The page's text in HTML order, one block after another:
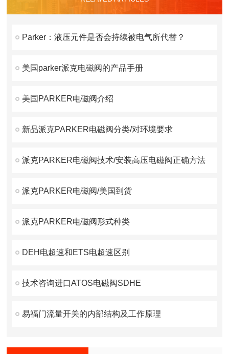
Parker：液压元件是否会持续被电气所代替？
美国parker派克电磁阀的产品手册
美国PARKER电磁阀介绍
新品派克PARKER电磁阀分类/对环境要求
派克PARKER电磁阀技术/安装高压电磁阀正确方法
派克PARKER电磁阀/美国到货
派克PARKER电磁阀形式种类
DEH电超速和ETS电超速区别
技术咨询进口ATOS电磁阀SDHE
易福门流量开关的内部结构及工作原理